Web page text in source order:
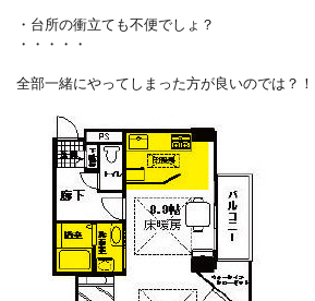
・台所の衝立ても不便でしょ？
・・・・・
全部一緒にやってしまった方が良いのでは？！